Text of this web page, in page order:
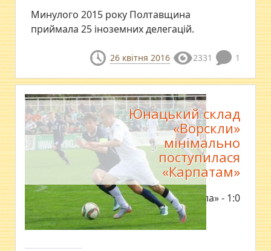
Минулого 2015 року Полтавщина
приймала 25 іноземних делегацій.
26 квітня 2016 2331 1
Юнацький склад
«Ворскли»
мінімально
поступилася
«Карпатам»
«Карпати» - «Ворскла» - 1:0